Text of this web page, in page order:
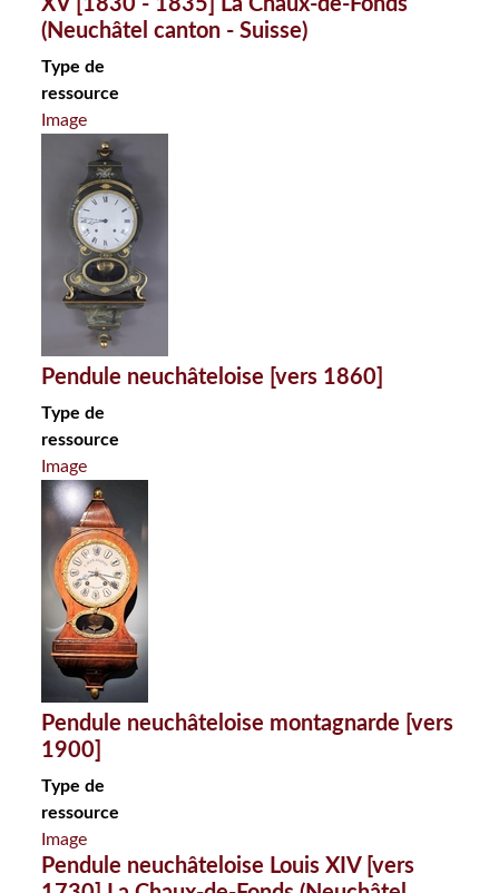
(Neuchâtel canton - Suisse)
Type de
ressource
Image
Pendule neuchâteloise [vers 1860]
Type de
ressource
Image
Pendule neuchâteloise montagnarde [vers
1900]
Type de
ressource
Image
Pendule neuchâteloise Louis XIV [vers